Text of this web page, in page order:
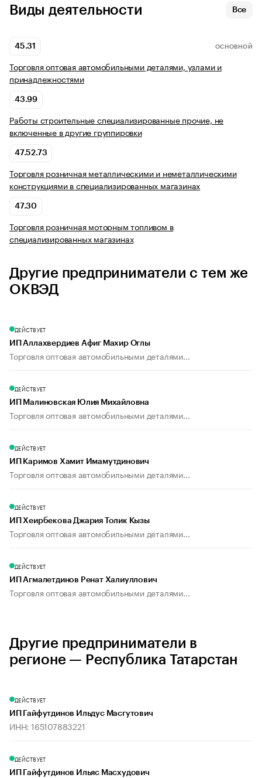
Виды деятельности Все
45.31 ОСНОВНОЙ
Торговля оптовая автомобильными деталями, узлами и
принадлежностями
43.99
Работы строительные специализированные прочие, не
включенные в другие группировки
47.52.73
Торговля розничная металлическими и неметаллическими
конструкциями в специализированных магазинах
47.30
Торговля розничная моторным топливом в
специализированных магазинах
Другие предприниматели с тем же
ОКВЭД
ДЕЙСТВУЕТ
ИП Аллахвердиев Афиг Махир Оглы
Торговля оптовая автомобильными деталями...
ДЕЙСТВУЕТ
ИП Малиновская Юлия Михайловна
Торговля оптовая автомобильными деталями...
ДЕЙСТВУЕТ
ИП Каримов Хамит Имамутдинович
Торговля оптовая автомобильными деталями...
ДЕЙСТВУЕТ
ИП Хеирбекова Джария Толик Кызы
Торговля оптовая автомобильными деталями...
ДЕЙСТВУЕТ
ИП Агмалетдинов Ренат Халиуллович
Торговля оптовая автомобильными деталями...
Другие предприниматели в
регионе — Республика Татарстан
ДЕЙСТВУЕТ
ИП Гайфутдинов Ильдус Масгутович
ИНН: 165107883221
ДЕЙСТВУЕТ
ИП Гайфутдинов Ильяс Масхудович